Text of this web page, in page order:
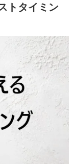
トタイミン